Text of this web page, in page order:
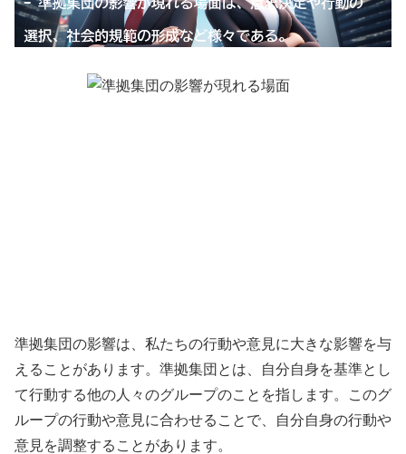
準拠集団の影響は、私たちの行動や意見に大きな影響を与
えることがあります。準拠集団とは、自分自身を基準とし
て行動する他の人々のグループのことを指します。このグ
ループの行動や意見に合わせることで、自分自身の行動や
意見を調整することがあります。